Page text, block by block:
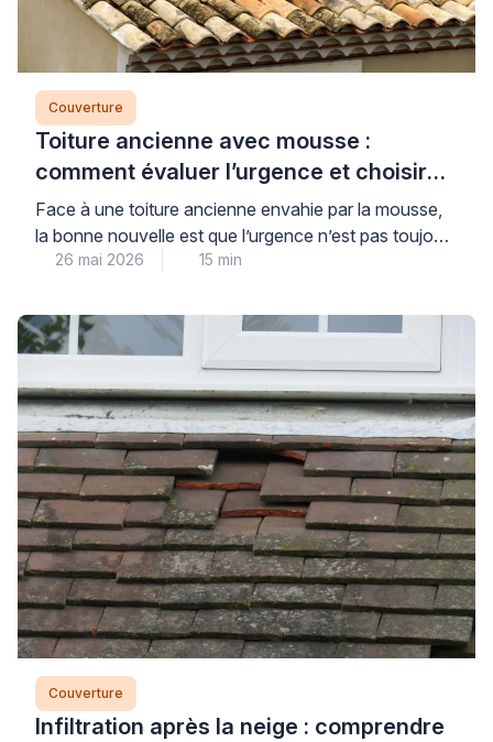
Couverture
Toiture ancienne avec mousse :
comment évaluer l’urgence et choisir
entre démoussage, traitement ou
réfection
Face à une toiture ancienne envahie par la mousse,
la bonne nouvelle est que l’urgence n’est pas toujours
absolue : une méthode d’évaluation claire permet de
réparation ciblée ou d’une réfection complète. Cette
grille d’analyse objective vous permet de dialoguer en
toute confiance avec les professionnels du […]
26 mai 2026 15 min
Couverture
Infiltration après la neige : comprendre